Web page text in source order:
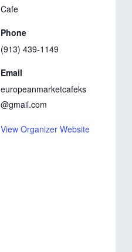
Cafe
Phone
(913) 439-1149
Email
europeanmarketcafeks
@gmail.com
View Organizer Website